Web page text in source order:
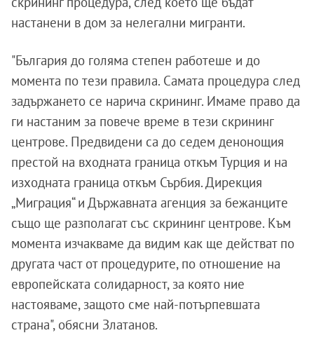
настанени в дом за нелегални мигранти.
"България до голяма степен работеше и до
момента по тези правила. Самата процедура след
задържането се нарича скрининг. Имаме право да
ги настаним за повече време в тези скрининг
центрове. Предвидени са до седем денонощия
престой на входната граница откъм Турция и на
изходната граница откъм Сърбия. Дирекция
„Миграция“ и Държавната агенция за бежанците
също ще разполагат със скрининг центрове. Към
момента изчакваме да видим как ще действат по
другата част от процедурите, по отношение на
европейската солидарност, за която ние
настояваме, защото сме най-потърпевшата
страна", обясни Златанов.